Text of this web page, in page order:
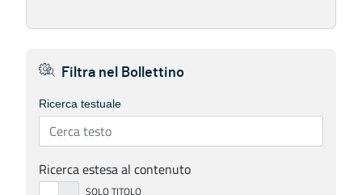
Filtra nel Bollettino
Ricerca testuale
Ricerca estesa al contenuto